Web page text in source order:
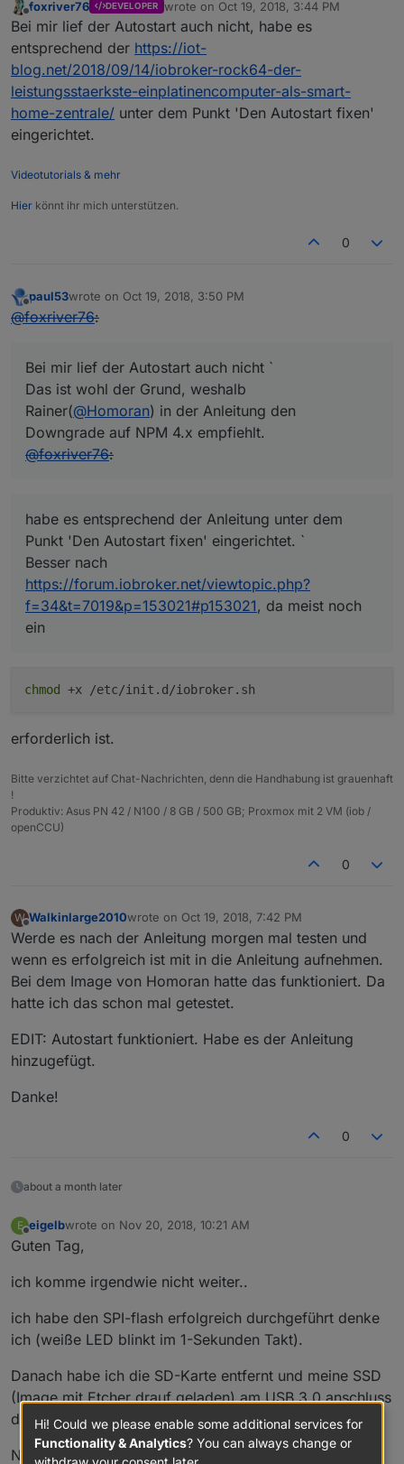
Offline
foxriver76 DEVELOPER wrote on Oct 19, 2018, 3:44 PM
last edited by
Bei mir lief der Autostart auch nicht, habe es
entsprechend der https://iot-
blog.net/2018/09/14/iobroker-rock64-der-
leistungsstaerkste-einplatinencomputer-als-smart-
home-zentrale/ unter dem Punkt 'Den Autostart fixen'
eingerichtet.
Videotutorials & mehr
Hier könnt ihr mich unterstützen.
0
Offline
paul53wrote on Oct 19, 2018, 3:50 PM
last edited by
@foxriver76:
Bei mir lief der Autostart auch nicht `
Das ist wohl der Grund, weshalb
Rainer(@Homoran) in der Anleitung den
Downgrade auf NPM 4.x empfiehlt.
@foxriver76:
habe es entsprechend der Anleitung unter dem
Punkt 'Den Autostart fixen' eingerichtet. `
Besser nach
https://forum.iobroker.net/viewtopic.php?
f=34&t=7019&p=153021#p153021 , da meist noch
ein
chmod +x /etc/init.d/iobroker.sh
erforderlich ist.
Bitte verzichtet auf Chat-Nachrichten, denn die Handhabung ist grauenhaft
!
Produktiv: Asus PN 42 / N100 / 8 GB / 500 GB; Proxmox mit 2 VM (iob /
openCCU)
0
W
Offline
Walkinlarge2010wrote on Oct 19, 2018, 7:42 PM
last edited by
Werde es nach der Anleitung morgen mal testen und
wenn es erfolgreich ist mit in die Anleitung aufnehmen.
Bei dem Image von Homoran hatte das funktioniert. Da
hatte ich das schon mal getestet.
EDIT: Autostart funktioniert. Habe es der Anleitung
hinzugefügt.
Danke!
0
about a month later
E
Offline
eigelbwrote on Nov 20, 2018, 10:21 AM
last edited by
Guten Tag,
ich komme irgendwie nicht weiter..
ich habe den SPI-flash erfolgreich durchgeführt denke
ich (weiße LED blinkt im 1-Sekunden Takt).
Danach habe ich die SD-Karte entfernt und meine SSD
(Image mit Etcher drauf geladen) am USB 3.0 anschluss
des Rock64 angeschlossen.
Nun den Reset-Button gedrückt am Rock64 und dann
Hi! Could we please enable some additional services for
Functionality & Analytics? You can always change or